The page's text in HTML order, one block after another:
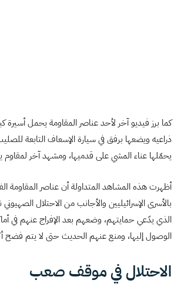
كما برز فيديو آخر لأحد عناصر المقاومة يحمل أسيرة
ذراعيه ويضعها برفق في سيارة الإسعاف التابعة
يحمّلها عناء المشي على قدميها، ومشهد آخر
أظهرت هذه المشاهد المتداولة أن عناصر المقاومة
بالأسرى الإسرائيليين والأجانب من الاحتلال
الذي يدّعي حمايتهم، وضعهم بعد الإفراج عنهم في
الوصول إليها، ومنع عنهم الحديث حتى لا يتم فضح
الاحتلال في موقف صعب